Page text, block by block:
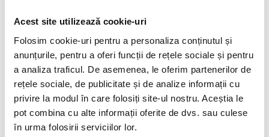
Acest site utilizează cookie-uri
Folosim cookie-uri pentru a personaliza conținutul și
anunțurile, pentru a oferi funcții de rețele sociale și pentru
a analiza traficul. De asemenea, le oferim partenerilor de
rețele sociale, de publicitate și de analize informații cu
privire la modul în care folosiți site-ul nostru. Aceștia le
pot combina cu alte informații oferite de dvs. sau culese
în urma folosirii serviciilor lor.